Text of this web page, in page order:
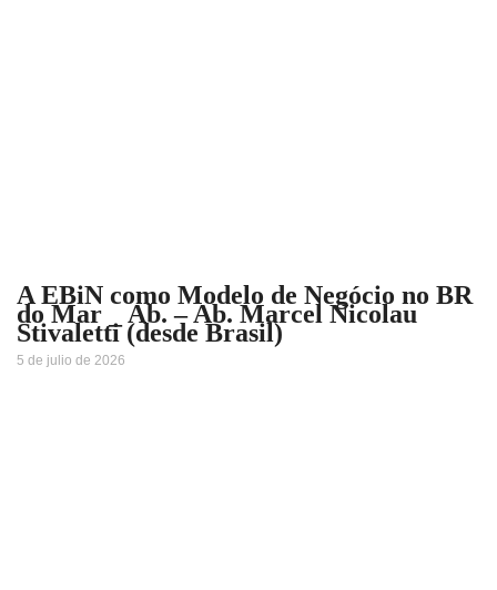
A EBiN como Modelo de Negócio no BR
do Mar _ Ab. – Ab. Marcel Nicolau
Stivaletti (desde Brasil)
5 de julio de 2026